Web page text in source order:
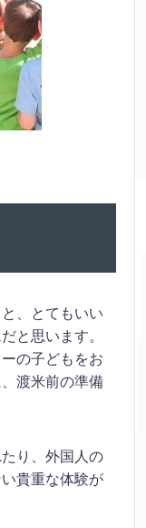
、とてもいい
と思います。
の子どもをお
渡米前の準備
り、外国人の
貴重な体験が